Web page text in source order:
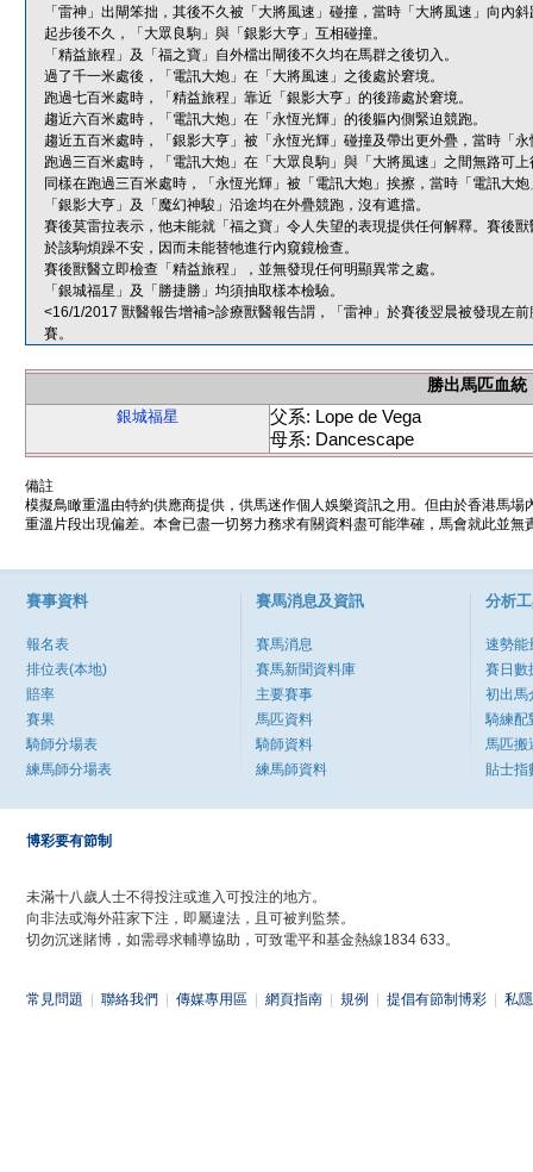
「雷神」出閘笨拙，其後不久被「大將風速」碰撞，當時「大將風速」向內斜
起步後不久，「大眾良駒」與「銀影大亨」互相碰撞。
「精益旅程」及「福之寶」自外檔出閘後不久均在馬群之後切入。
過了千一米處後，「電訊大炮」在「大將風速」之後處於窘境。
跑過七百米處時，「精益旅程」靠近「銀影大亨」的後蹄處於窘境。
趨近六百米處時，「電訊大炮」在「永恆光輝」的後軀內側緊迫競跑。
趨近五百米處時，「銀影大亨」被「永恆光輝」碰撞及帶出更外疊，當時「
跑過三百米處時，「電訊大炮」在「大眾良駒」與「大將風速」之間無路可
同樣在跑過三百米處時，「永恆光輝」被「電訊大炮」挨擦，當時「電訊大
「銀影大亨」及「魔幻神駿」沿途均在外疊競跑，沒有遮擋。
賽後莫雷拉表示，他未能就「福之寶」令人失望的表現提供任何解釋。賽後
於該駒煩躁不安，因而未能替牠進行內窺鏡檢查。
賽後獸醫立即檢查「精益旅程」，並無發現任何明顯異常之處。
「銀城福星」及「勝捷勝」均須抽取樣本檢驗。
<16/1/2017 獸醫報告增補>診療獸醫報告謂，「雷神」於賽後翌晨被發現左
賽。
勝出馬匹血統
銀城福星
父系: Lope de Vega
母系: Dancescape
備註
模擬鳥瞰重溫由特約供應商提供，供馬迷作個人娛樂資訊之用。但由於香港馬
重溫片段出現偏差。本會已盡一切努力務求有關資料盡可能準確，馬會就此並
賽事資料
報名表
排位表(本地)
賠率
賽果
騎師分場表
練馬師分場表
賽馬消息及資訊
賽馬消息
賽馬新聞資料庫
主要賽事
馬匹資料
騎師資料
練馬師資料
分析
速勢能
賽日數
初出馬
騎練配
馬匹搬
貼士指
博彩要有節制
未滿十八歲人士不得投注或進入可投注的地方。
向非法或海外莊家下注，即屬違法，且可被判監禁。
切勿沉迷賭博，如需尋求輔導協助，可致電平和基金熱線1834 633。
常見問題 聯絡我們 傳媒專用區 網頁指南 規例 提倡有節制博彩 私